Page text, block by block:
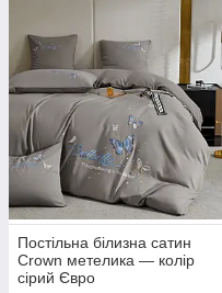
Постільна білизна сатин
Crown метелика — колір
сірий Євро